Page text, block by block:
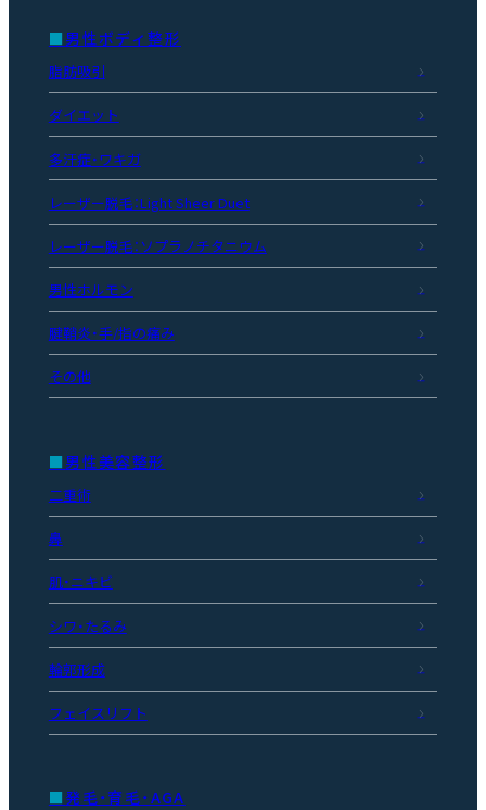
男性ボディ整形
脂肪吸引
ダイエット
多汗症・ワキガ
レーザー脱毛：Light Sheer Duet
レーザー脱毛：ソプラノチタニウム
男性ホルモン
腱鞘炎・手/指の痛み
その他
男性美容整形
二重術
鼻
肌・ニキビ
シワ・たるみ
輪郭形成
フェイスリフト
発毛・育毛・AGA